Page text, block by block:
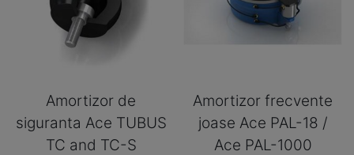
Amortizor de
siguranta Ace TUBUS
TC and TC-S
Amortizor frecvente
joase Ace PAL-18 /
Ace PAL-1000